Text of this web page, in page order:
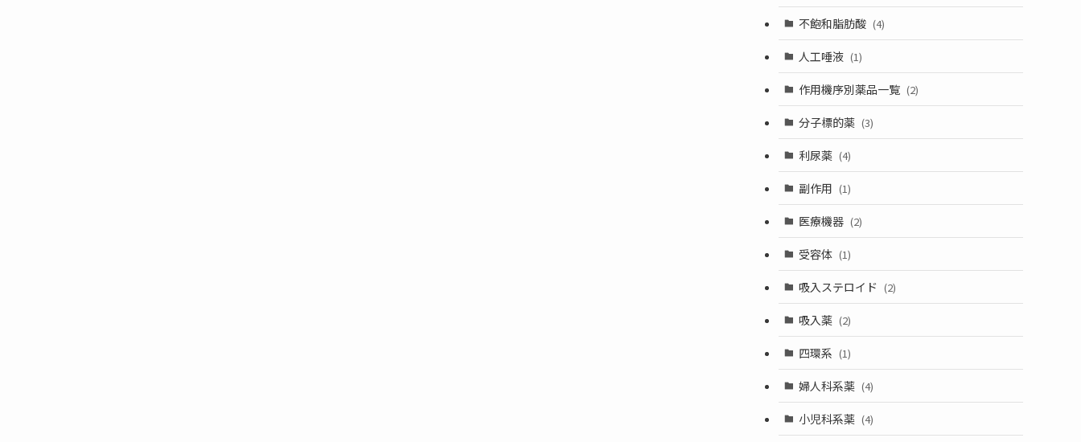
不飽和脂肪酸 (4)
人工唾液 (1)
作用機序別薬品一覧 (2)
分子標的薬 (3)
利尿薬 (4)
副作用 (1)
医療機器 (2)
受容体 (1)
吸入ステロイド (2)
吸入薬 (2)
四環系 (1)
婦人科系薬 (4)
小児科系薬 (4)